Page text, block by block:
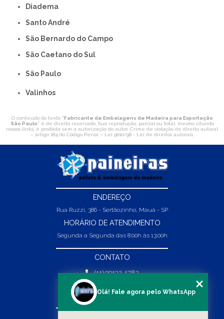
Diadema
Santo André
São Bernardo do Campo
São Caetano do Sul
São Paulo
Valinhos
O conteúdo do texto " Fabricante de Embalagens de Madeira para Exportação
São Paulo" é de direito reservado. Sua reprodução, parcial ou total, mesmo citando
nossos links, é proibida sem a autorização do autor. Crime de violação de direito autoral
– artigo 184 do Código Penal – Lei 9610/98 - Lei de direitos autorais.
ENDEREÇO
Rua Ruzzi, 386 - Sertãozinho, Mauá - SP
HORÁRIO DE ATENDIMENTO
Segunda a Segunda das 8:00h às 13:00h
CONTATO
(11) 99132-1783
(11) 99132-1783
vendas@abpaineiras.com.br
Olá! Fale agora pelo WhatsApp